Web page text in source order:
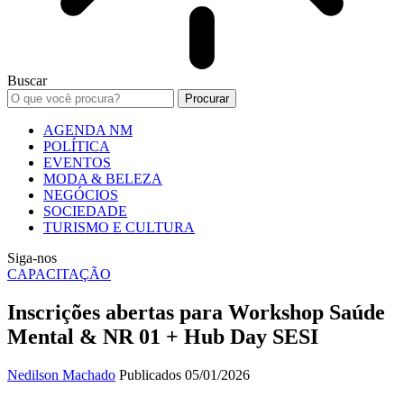
Buscar
AGENDA NM
POLÍTICA
EVENTOS
MODA & BELEZA
NEGÓCIOS
SOCIEDADE
TURISMO E CULTURA
Siga-nos
CAPACITAÇÃO
Inscrições abertas para Workshop Saúde
Mental & NR 01 + Hub Day SESI
Nedilson Machado Publicados 05/01/2026